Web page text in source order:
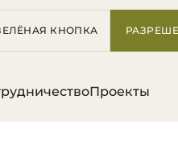
КНОПКА
Проекты